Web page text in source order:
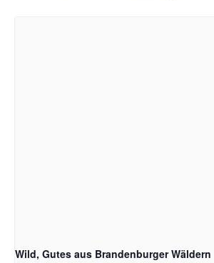
Wild, Gutes aus Brandenburger Wäldern